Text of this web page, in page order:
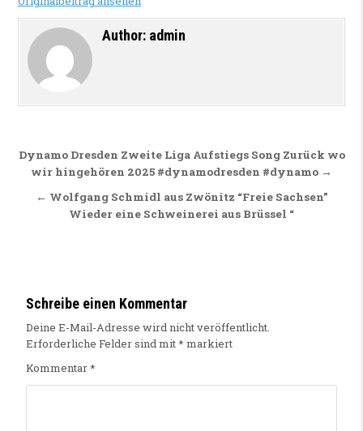
Author: admin
Beitragsnavigation
Dynamo Dresden Zweite Liga Aufstiegs Song Zurück wo
wir hingehören 2025 #dynamodresden #dynamo →
← Wolfgang Schmidl aus Zwönitz “Freie Sachsen”
Wieder eine Schweinerei aus Brüssel “
Schreibe einen Kommentar
Deine E-Mail-Adresse wird nicht veröffentlicht.
Erforderliche Felder sind mit* markiert
Kommentar*